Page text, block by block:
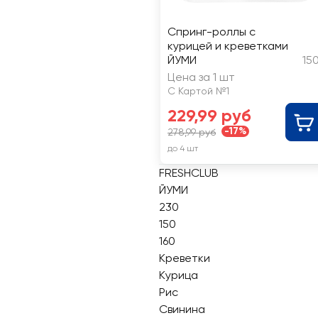
Спринг-роллы с
курицей и креветками
ЙУМИ
Цена за 1 шт
С Картой №1
229,99 руб
278,99 руб -17%
до 4 шт
FRESHCLUB
ЙУМИ
230
150
160
Креветки
Курица
Рис
Свинина